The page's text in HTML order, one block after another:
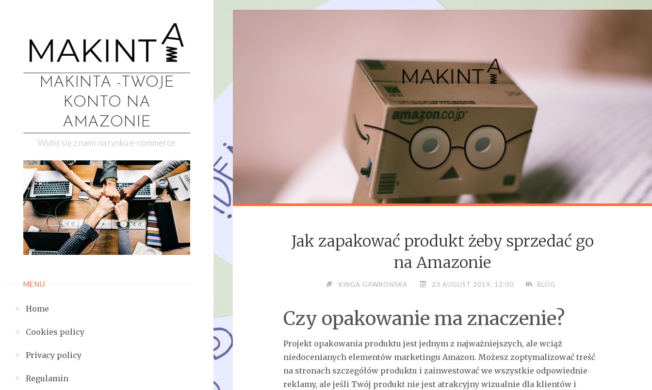
MAKINTA -TWOJE
KONTO NA
AMAZONIE
Wybij się z nami na rynku e-commerce
MENU
Home
Cookies policy
Privacy policy
Regulamin
Jak zapakować produkt żeby sprzedać go
na Amazonie
KINGA GAWROŃSKA 23 AUGUST 2019, 12:00 BLOG
Czy opakowanie ma znaczenie?
Projekt opakowania produktu jest jednym z najważniejszych, ale wciąż
niedocenianych elementów marketingu Amazon. Możesz zoptymalizować treść
na stronach szczegółów produktu i zainwestować we wszystkie odpowiednie
reklamy, ale jeśli Twój produkt nie jest atrakcyjny wizualnie dla klientów i